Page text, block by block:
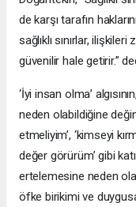
de karşı tarafın
sağlıklı sınırlar,
güvenilir hale getirir.”
‘İyi insan olma’
neden olabildiğine
etmeliyim’, ‘kimseyi
değer görürüm’ gibi
ertelemesine neden
öfke birikimi ve